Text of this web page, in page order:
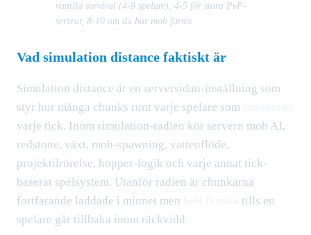
vanilla survival (4-8 spelare), 4-5 för stora PvP-
servrar, 8-10 om du har mob farms.
Vad simulation distance faktiskt är
Simulation distance är en serversidan-inställning som
styr hur många chunks runt varje spelare som
varje tick. Inom simulation-radien kör servern mob AI,
redstone, växt, mob-spawning, vattenflöde,
projektilrörelse, hopper-logik och varje annat tick-
baserat spelsystem. Utanför radien är chunkarna
fortfarande laddade i minnet men
tills en
spelare går tillbaka inom räckvidd.